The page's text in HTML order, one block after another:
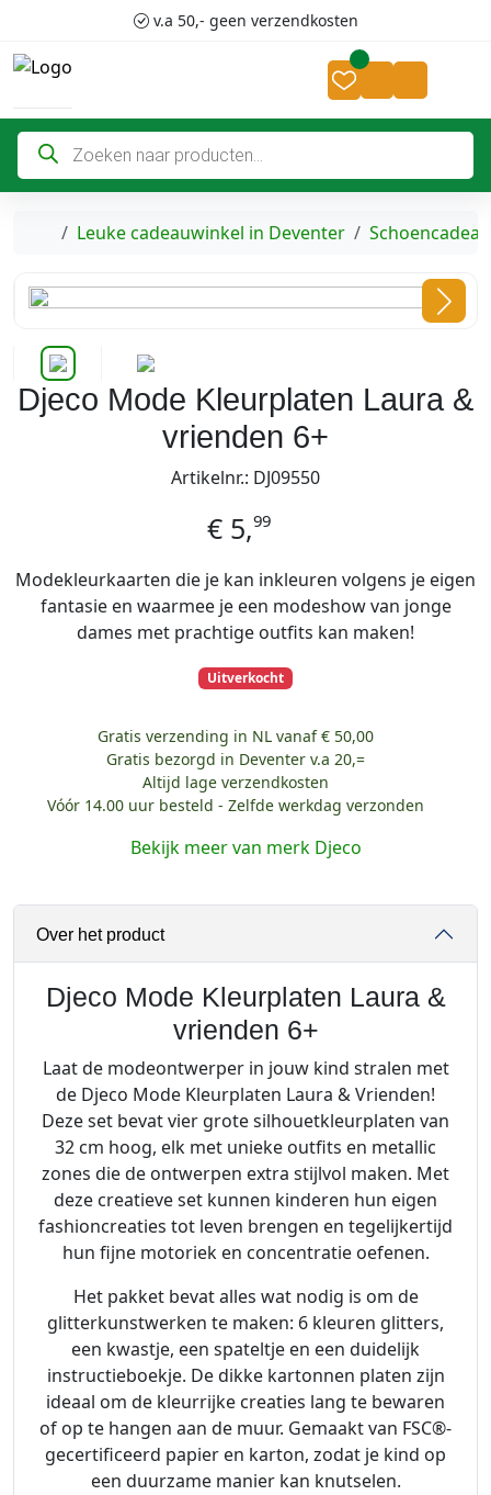
v.a 50,- geen verzendkosten
Account
Cart
P
o
d
n
Home
Leuke cadeauwinkel in Deventer
Djeco Mode Kleurplaten Laura &
vrienden 6+
Artikelnr.: DJ09550
€ 5,99
Modekleurkaarten die je kan inkleuren volgens je eigen
fantasie en waarmee je een modeshow van jonge
dames met prachtige outfits kan maken!
Uitverkocht
Gratis verzending in NL vanaf € 50,00
Gratis bezorgd in Deventer v.a 20,=
Altijd lage verzendkosten
Vóór 14.00 uur besteld - Zelfde werkdag verzonden
Bekijk meer van merk Djeco
Over het product
Djeco Mode Kleurplaten Laura &
vrienden 6+
Laat de modeontwerper in jouw kind stralen met
de Djeco Mode Kleurplaten Laura & Vrienden!
Deze set bevat vier grote silhouetkleurplaten van
32 cm hoog, elk met unieke outfits en metallic
zones die de ontwerpen extra stijlvol maken. Met
deze creatieve set kunnen kinderen hun eigen
fashioncreaties tot leven brengen en tegelijkertijd
hun fijne motoriek en concentratie oefenen.
Het pakket bevat alles wat nodig is om de
glitterkunstwerken te maken: 6 kleuren glitters,
een kwastje, een spateltje en een duidelijk
instructieboekje. De dikke kartonnen platen zijn
ideaal om de kleurrijke creaties lang te bewaren
of op te hangen aan de muur. Gemaakt van FSC®-
gecertificeerd papier en karton, zodat je kind op
een duurzame manier kan knutselen.